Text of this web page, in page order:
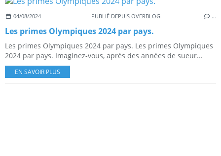
04/08/2024 PUBLIÉ DEPUIS OVERBLOG …
Les primes Olympiques 2024 par pays.
Les primes Olympiques 2024 par pays. Les primes Olympiques
2024 par pays. Imaginez-vous, après des années de sueur...
EN SAVOIR PLUS